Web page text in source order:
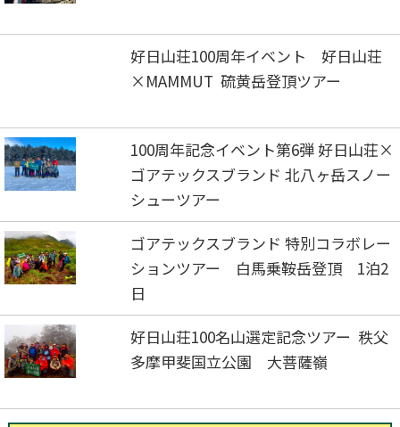
好日山荘100周年イベント 好日山荘
×MAMMUT 硫黄岳登頂ツアー
100周年記念イベント第6弾 好日山荘×
ゴアテックスブランド 北八ヶ岳スノー
シューツアー
ゴアテックスブランド 特別コラボレー
ションツアー 白馬乗鞍岳登頂 1泊2
日
好日山荘100名山選定記念ツアー 秩父
多摩甲斐国立公園 大菩薩嶺